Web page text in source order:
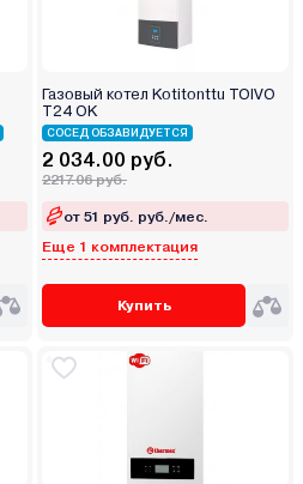
Газовый котел Kotitonttu TOIVO
T24 OK
СОСЕД ОБЗАВИДУЕТСЯ
2 034.00 руб.
2217.06 руб.
от 51 руб. руб./мес.
Еще 1 комплектация
Купить